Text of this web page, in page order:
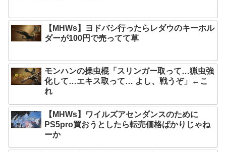
【MHWs】ヨドバシ行ったらレダウのキーホル
ダーが100円で売ってて草
モンハンの操虫棍「スリンガー取って…猟虫強
化して…エキス取って… よし、戦うぞ」←こ
れ
【MHWs】ワイルズアセンダンスのために
PS5pro買おうとしたら転売価格ばかりじゃね
ーか